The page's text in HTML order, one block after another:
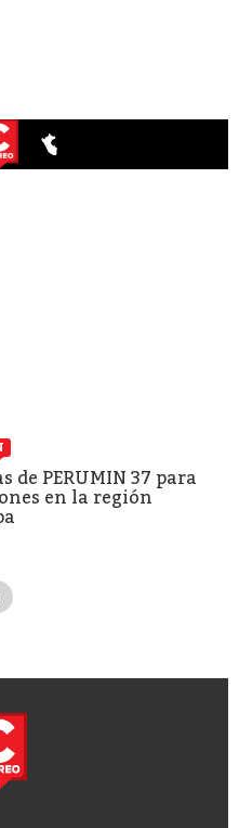
de PERUMIN 37 para
en la región